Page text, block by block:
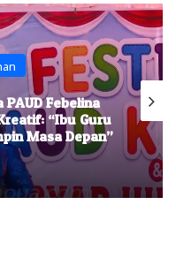
Febelina
“Ibu Guru
Masa Depan”